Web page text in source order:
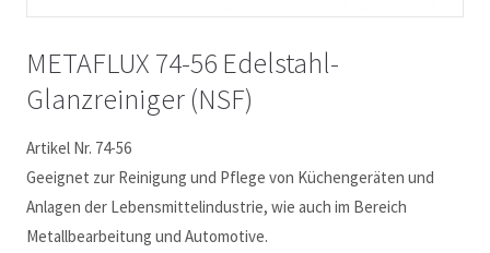
METAFLUX 74-56 Edelstahl-
Glanzreiniger (NSF)
Artikel Nr. 74-56
Geeignet zur Reinigung und Pflege von Küchengeräten und
Anlagen der Lebensmittelindustrie, wie auch im Bereich
Metallbearbeitung und Automotive.